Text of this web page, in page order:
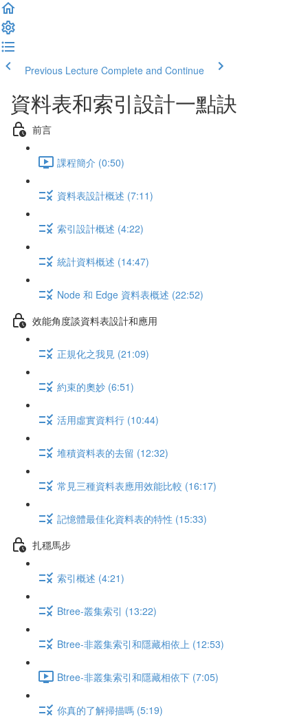
Previous Lecture Complete and Continue
資料表和索引設計一點訣
前言
課程簡介 (0:50)
資料表設計概述 (7:11)
索引設計概述 (4:22)
統計資料概述 (14:47)
Node 和 Edge 資料表概述 (22:52)
效能角度談資料表設計和應用
正規化之我見 (21:09)
約束的奧妙 (6:51)
活用虛實資料行 (10:44)
堆積資料表的去留 (12:32)
常見三種資料表應用效能比較 (16:17)
記憶體最佳化資料表的特性 (15:33)
扎穩馬步
索引概述 (4:21)
Btree-叢集索引 (13:22)
Btree-非叢集索引和隱藏相依上 (12:53)
Btree-非叢集索引和隱藏相依下 (7:05)
你真的了解掃描嗎 (5:19)